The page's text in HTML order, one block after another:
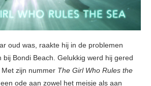
oud was, raakte hij in de problemen
bij Bondi Beach. Gelukkig werd hij gered
zijn nummer The Girl Who Rules the
ode aan zowel het meisje als aan